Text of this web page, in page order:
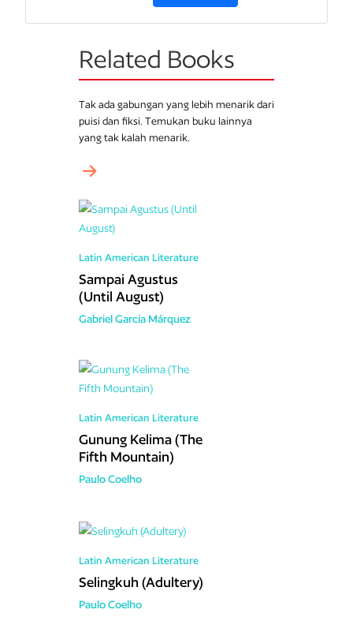
Related Books
Tak ada gabungan yang lebih menarik dari
puisi dan fiksi. Temukan buku lainnya
yang tak kalah menarik.
Latin American Literature
Sampai Agustus
(Until August)
Gabriel García Márquez
Latin American Literature
Gunung Kelima (The
Fifth Mountain)
Paulo Coelho
Latin American Literature
Selingkuh (Adultery)
Paulo Coelho